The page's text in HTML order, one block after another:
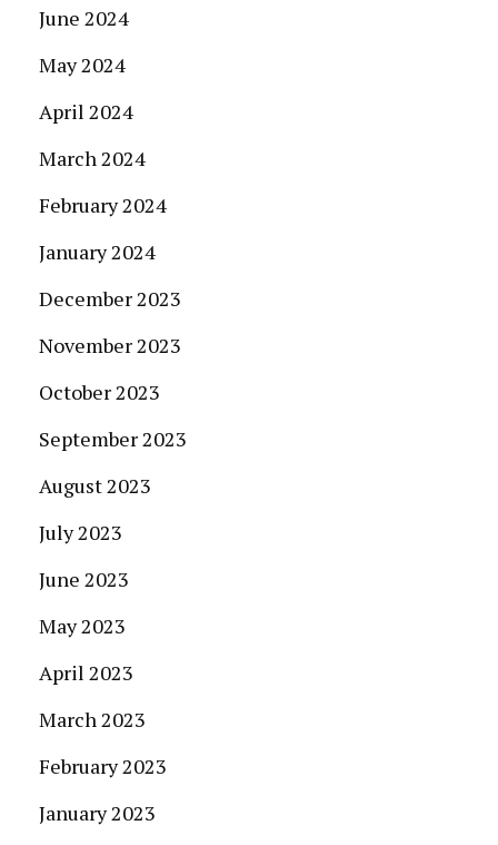
June 2024
May 2024
April 2024
March 2024
February 2024
January 2024
December 2023
November 2023
October 2023
September 2023
August 2023
July 2023
June 2023
May 2023
April 2023
March 2023
February 2023
January 2023